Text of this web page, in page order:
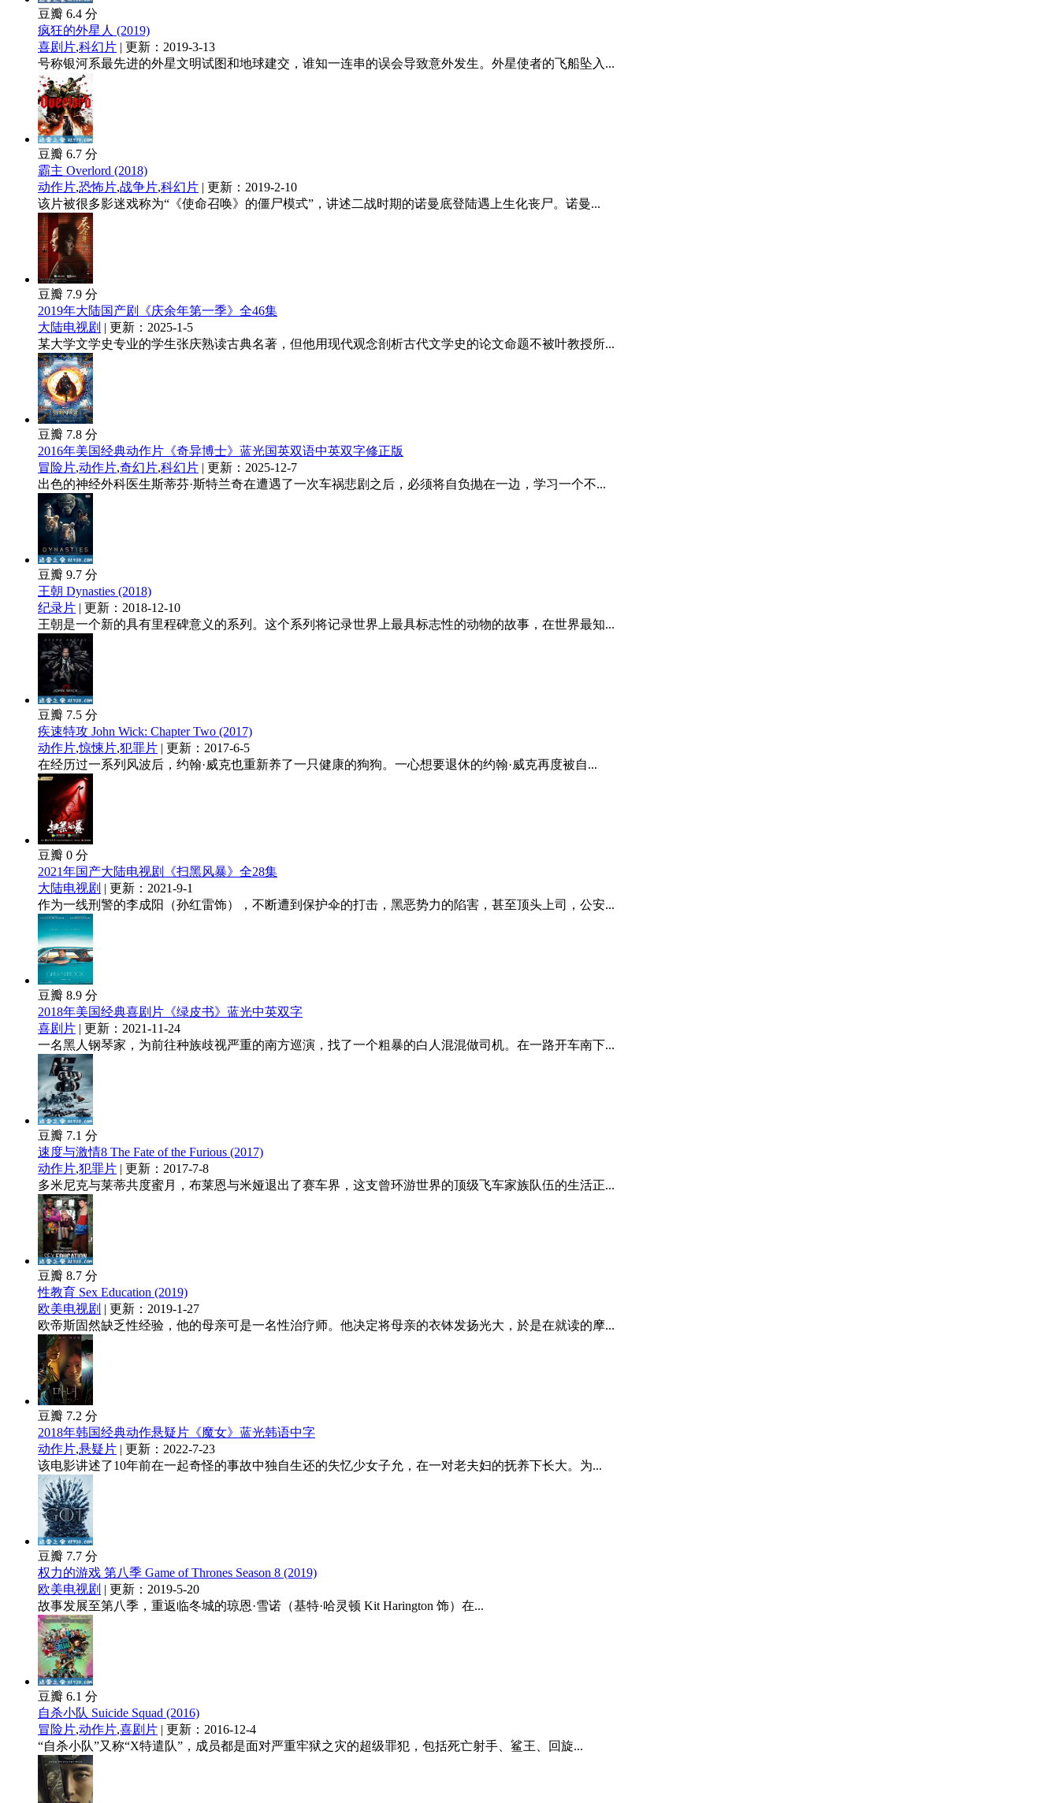
豆瓣 6.4 分
疯狂的外星人 (2019)
喜剧片,科幻片 | 更新：2019-3-13
号称银河系最先进的外星文明试图和地球建交，谁知一连串的误会导致意外发生。外星使者的飞船坠入...
豆瓣 6.7 分
霸主 Overlord (2018)
动作片,恐怖片,战争片,科幻片 | 更新：2019-2-10
该片被很多影迷戏称为“《使命召唤》的僵尸模式”，讲述二战时期的诺曼底登陆遇上生化丧尸。诺曼...
豆瓣 7.9 分
2019年大陆国产剧《庆余年第一季》全46集
大陆电视剧 | 更新：2025-1-5
某大学文学史专业的学生张庆熟读古典名著，但他用现代观念剖析古代文学史的论文命题不被叶教授所...
豆瓣 7.8 分
2016年美国经典动作片《奇异博士》蓝光国英双语中英双字修正版
冒险片,动作片,奇幻片,科幻片 | 更新：2025-12-7
出色的神经外科医生斯蒂芬·斯特兰奇在遭遇了一次车祸悲剧之后，必须将自负抛在一边，学习一个不...
豆瓣 9.7 分
王朝 Dynasties (2018)
纪录片 | 更新：2018-12-10
王朝是一个新的具有里程碑意义的系列。这个系列将记录世界上最具标志性的动物的故事，在世界最知...
豆瓣 7.5 分
疾速特攻 John Wick: Chapter Two (2017)
动作片,惊悚片,犯罪片 | 更新：2017-6-5
在经历过一系列风波后，约翰·威克也重新养了一只健康的狗狗。一心想要退休的约翰·威克再度被自...
豆瓣 0 分
2021年国产大陆电视剧《扫黑风暴》全28集
大陆电视剧 | 更新：2021-9-1
作为一线刑警的李成阳（孙红雷饰），不断遭到保护伞的打击，黑恶势力的陷害，甚至顶头上司，公安...
豆瓣 8.9 分
2018年美国经典喜剧片《绿皮书》蓝光中英双字
喜剧片 | 更新：2021-11-24
一名黑人钢琴家，为前往种族歧视严重的南方巡演，找了一个粗暴的白人混混做司机。在一路开车南下...
豆瓣 7.1 分
速度与激情8 The Fate of the Furious (2017)
动作片,犯罪片 | 更新：2017-7-8
多米尼克与莱蒂共度蜜月，布莱恩与米娅退出了赛车界，这支曾环游世界的顶级飞车家族队伍的生活正...
豆瓣 8.7 分
性教育 Sex Education (2019)
欧美电视剧 | 更新：2019-1-27
欧帝斯固然缺乏性经验，他的母亲可是一名性治疗师。他决定将母亲的衣钵发扬光大，於是在就读的摩...
豆瓣 7.2 分
2018年韩国经典动作悬疑片《魔女》蓝光韩语中字
动作片,悬疑片 | 更新：2022-7-23
该电影讲述了10年前在一起奇怪的事故中独自生还的失忆少女子允，在一对老夫妇的抚养下长大。为...
豆瓣 7.7 分
权力的游戏 第八季 Game of Thrones Season 8 (2019)
欧美电视剧 | 更新：2019-5-20
故事发展至第八季，重返临冬城的琼恩·雪诺（基特·哈灵顿 Kit Harington 饰）在...
豆瓣 6.1 分
自杀小队 Suicide Squad (2016)
冒险片,动作片,喜剧片 | 更新：2016-12-4
“自杀小队”又称“X特遣队”，成员都是面对严重牢狱之灾的超级罪犯，包括死亡射手、鲨王、回旋...